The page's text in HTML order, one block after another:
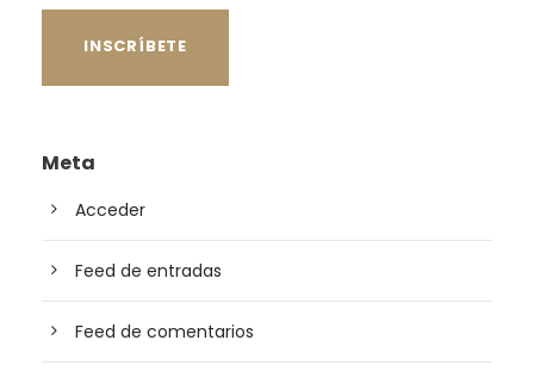
Meta
Acceder
Feed de entradas
Feed de comentarios